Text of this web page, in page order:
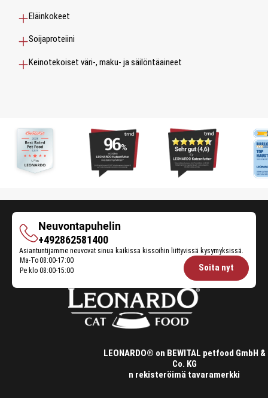
Eläinkokeet
Soijaproteiini
Keinotekoiset väri-, maku- ja säilöntäaineet
Neuvontapuhelin
Neuvontapuhelin
+492862581400
Asiantuntijamme neuvovat sinua kaikissa kissoihin liittyvissä kysymyksissä.
Opening
Ma-To08:00-17:00
Pe klo 08:00-15:00 Soita nyt
LEONARDO® on BEWITAL petfood GmbH &
Co. KG
n rekisteröimä tavaramerkki